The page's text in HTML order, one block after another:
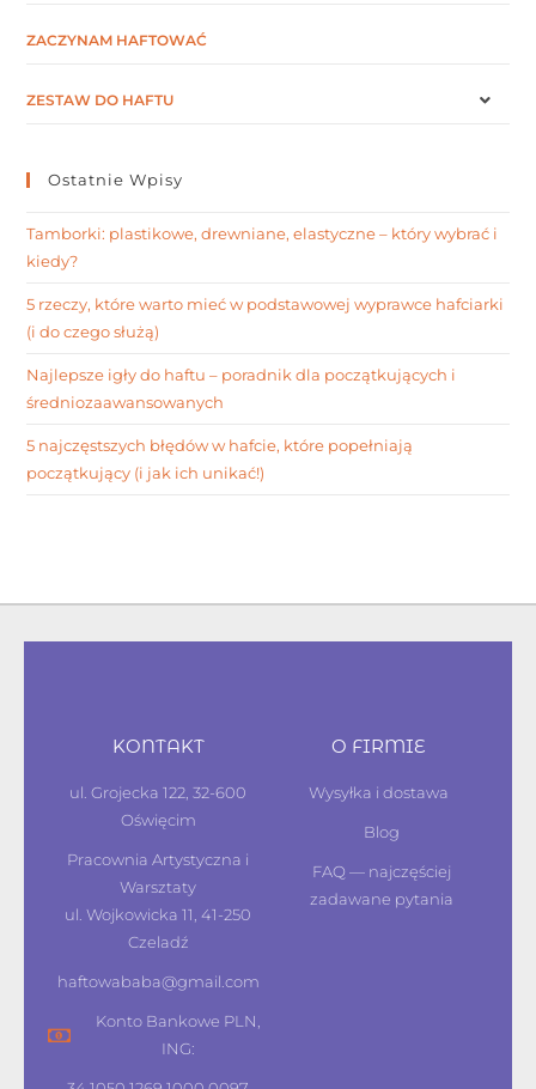
ZACZYNAM HAFTOWAĆ
ZESTAW DO HAFTU
Ostatnie Wpisy
Tamborki: plastikowe, drewniane, elastyczne – który wybrać i
kiedy?
5 rzeczy, które warto mieć w podstawowej wyprawce hafciarki
(i do czego służą)
Najlepsze igły do haftu – poradnik dla początkujących i
średniozaawansowanych
5 najczęstszych błędów w hafcie, które popełniają
początkujący (i jak ich unikać!)
KONTAKT
ul. Grojecka 122, 32-600
Oświęcim
Pracownia Artystyczna i
Warsztaty
ul. Wojkowicka 11, 41-250
Czeladź
haftowababa@gmail.com
Konto Bankowe PLN,
ING:
O FIRMIE
Wysyłka i dostawa
Blog
FAQ — najczęściej
zadawane pytania